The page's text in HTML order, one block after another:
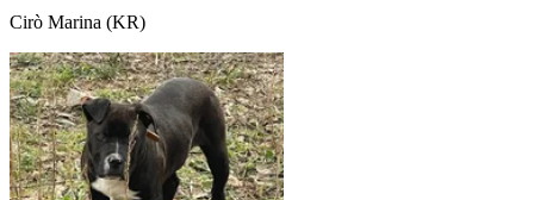
Cirò Marina (KR)